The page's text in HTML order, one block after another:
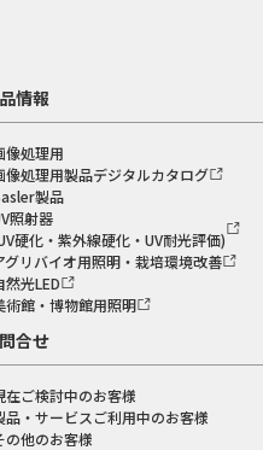
情報
像処理用
像処理用製品デジタルカタログ
製品
照射器
硬化・紫外線硬化・UV耐光評価)
グリバイオ用照明・栽培環境改善
然光LED
術館・博物館用照明
合せ
在ご検討中のお客様
品・サービスご利用中のお客様
の他のお客様